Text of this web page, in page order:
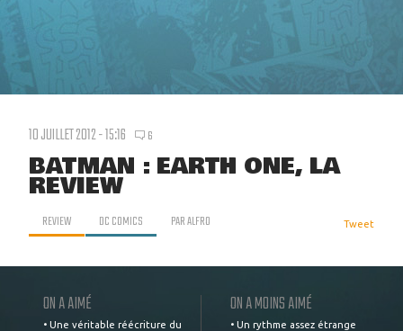
10 JUILLET 2012 - 15:16 6
BATMAN : EARTH ONE, LA
REVIEW
REVIEW DC COMICS PARALFRO Tweet
ON A AIMÉ
• Une véritable réécriture du
ON A MOINS AIMÉ
• Un rythme assez étrange